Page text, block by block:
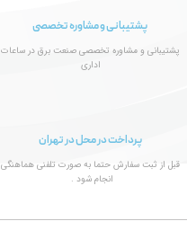
پشتیبانی و مشاوره تخصصی
پشتیبانی و مشاوره تخصصی صنعت برق در ساعات
اداری
پرداخت در محل در تهران
قبل از ثبت سفارش حتما به صورت تلفنی هماهنگی
انجام شود .